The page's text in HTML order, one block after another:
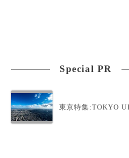
Special PR
東京特集:TOKYO